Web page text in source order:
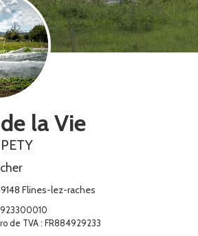
la Vie
Flines-lez-raches
de TVA : FR884929233